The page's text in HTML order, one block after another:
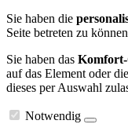
Sie haben die
Seite betreten zu
Sie haben das
auf das Element oder
dieses per Auswahl
Notwendig